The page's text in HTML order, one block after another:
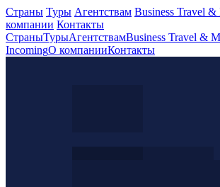
Страны Туры Агентствам Business Travel
компании Контакты
СтраныТурыАгентствамBusiness Travel &
IncomingО компанииКонтакты